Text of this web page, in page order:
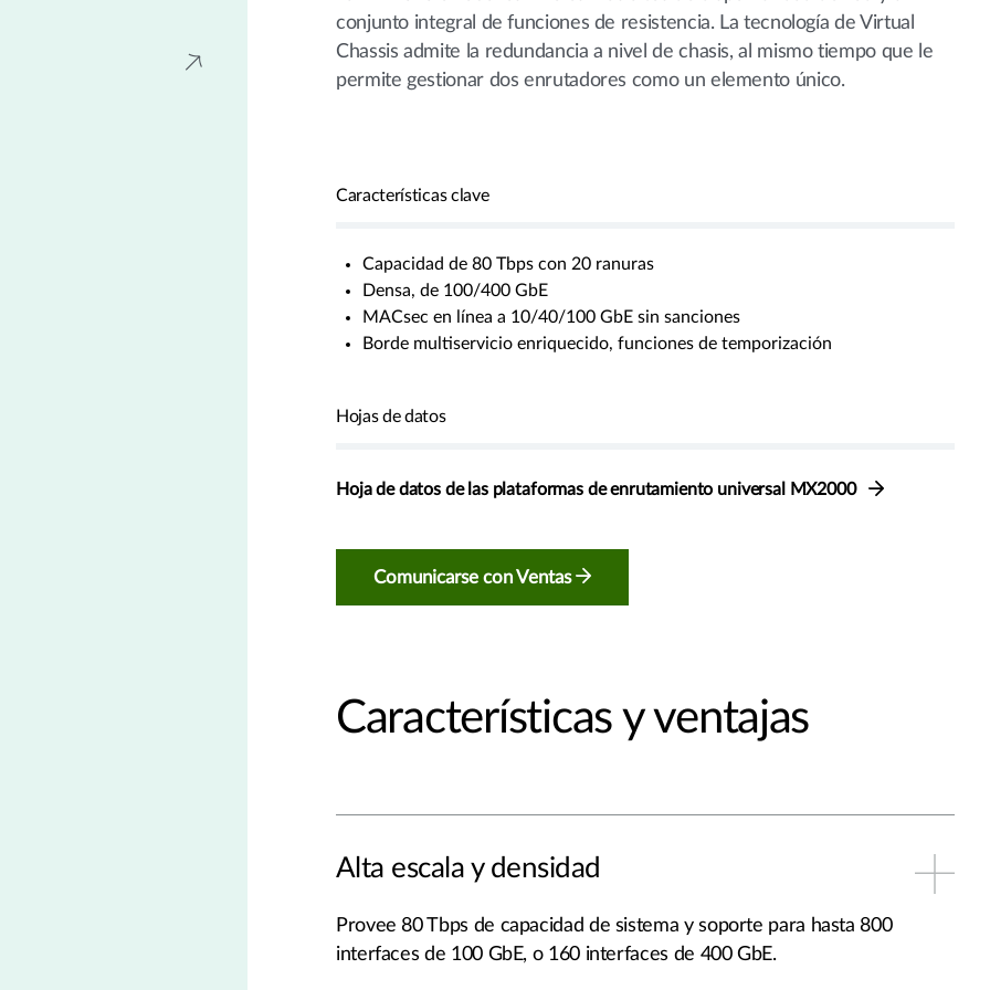
conjunto integral de funciones de resistencia. La tecnología de Virtual
Chassis admite la redundancia a nivel de chasis, al mismo tiempo que le
permite gestionar dos enrutadores como un elemento único.
Características clave
Capacidad de 80 Tbps con 20 ranuras
Densa, de 100/400 GbE
MACsec en línea a 10/40/100 GbE sin sanciones
Borde multiservicio enriquecido, funciones de temporización
Hojas de datos
Hoja de datos de las plataformas de enrutamiento universal MX2000
Comunicarse con Ventas
Características y ventajas
Alta escala y densidad
Provee 80 Tbps de capacidad de sistema y soporte para hasta 800
interfaces de 100 GbE, o 160 interfaces de 400 GbE.